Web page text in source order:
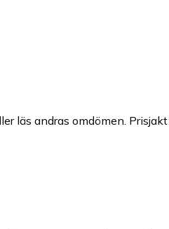
läs andras omdömen.